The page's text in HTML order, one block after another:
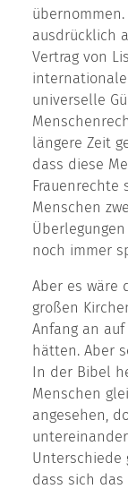
ausdrücklich
Vertrag von
universelle
längere Zeit
dass diese
Frauenrechte
Menschen
noch immer
Aber es wäre
großen
Anfang an
hätten. Aber
In der Bibel
Menschen
angesehen,
Unterschiede
dass sich